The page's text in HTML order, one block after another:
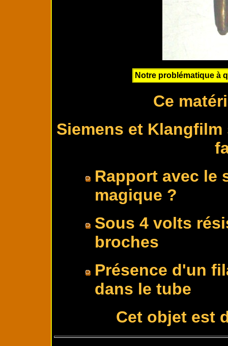
Notre problématique à
Ce
Siemens et
Rapport avec le
magique ?
Sous 4 volts
broches
Présence d'un
dans le tube
Cet objet est